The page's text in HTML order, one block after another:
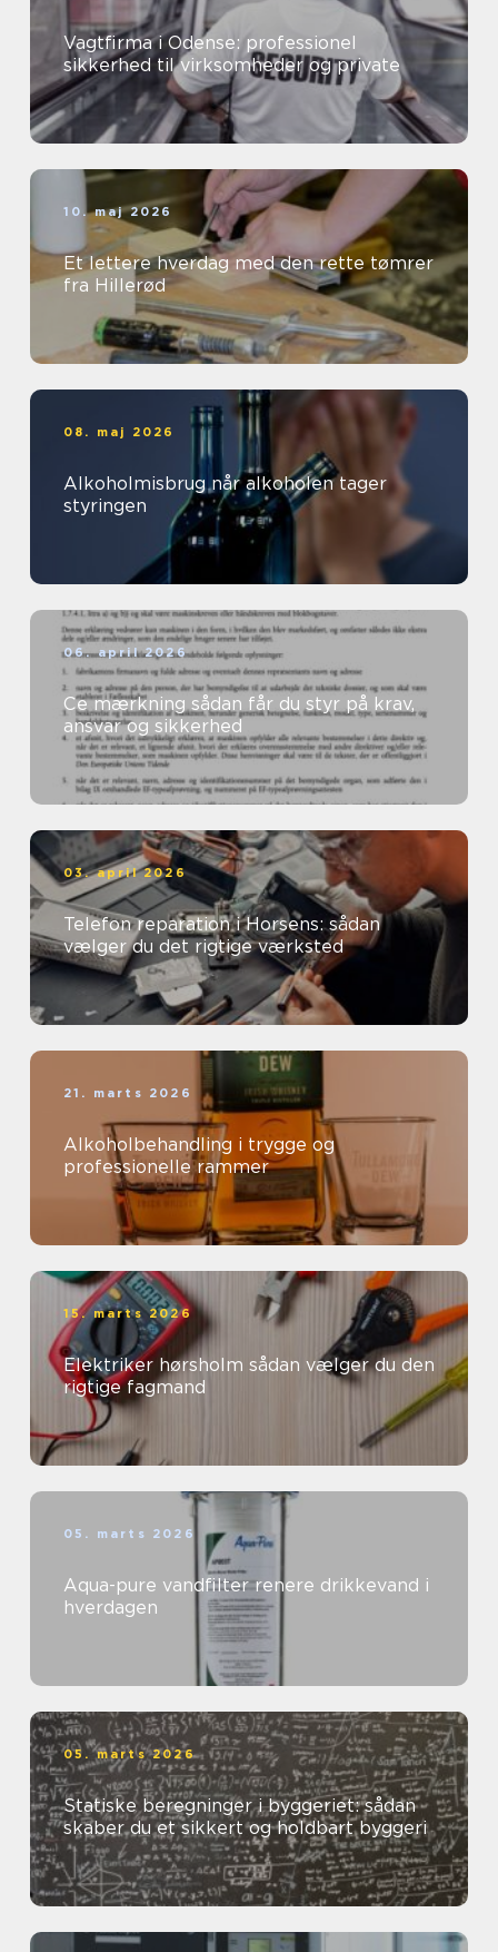
Vagtfirma i Odense: professionel
sikkerhed til virksomheder og private
10. maj 2026
Et lettere hverdag med den rette tømrer
fra Hillerød
08. maj 2026
Alkoholmisbrug når alkoholen tager
styringen
06. april 2026
Ce mærkning sådan får du styr på krav,
ansvar og sikkerhed
03. april 2026
Telefon reparation i Horsens: sådan
vælger du det rigtige værksted
21. marts 2026
Alkoholbehandling i trygge og
professionelle rammer
15. marts 2026
Elektriker hørsholm sådan vælger du den
rigtige fagmand
05. marts 2026
Aqua-pure vandfilter renere drikkevand i
hverdagen
05. marts 2026
Statiske beregninger i byggeriet: sådan
skaber du et sikkert og holdbart byggeri